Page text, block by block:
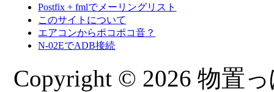
Postfix + fmlでメーリングリスト
このサイトについて
エアコンからポコポコ音？
N-02EでADB接続
Copyright © 2026 物置